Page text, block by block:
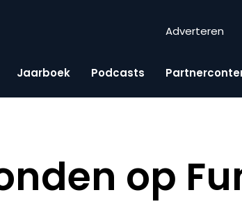
Adverteren
Jaarboek Podcasts
op